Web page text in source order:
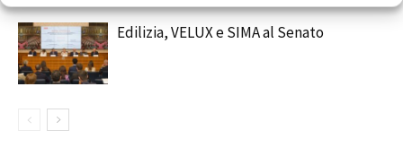
Edilizia, VELUX e SIMA al Senato